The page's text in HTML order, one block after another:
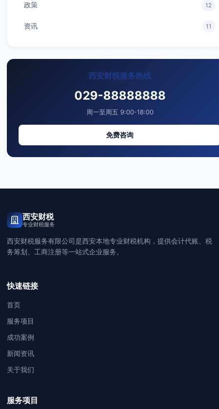
政策 12
资讯 11
西安财税服务热线
029-88888888
周一至周五 9:00-18:00
免费咨询
西安财税
专业财税服务
西安财税服务有限公司是西安本地专业财税机构，提供会计代账、税
务筹划、工商注册等一站式企业服务。
快速链接
首页
服务项目
成功案例
新闻资讯
关于我们
服务项目